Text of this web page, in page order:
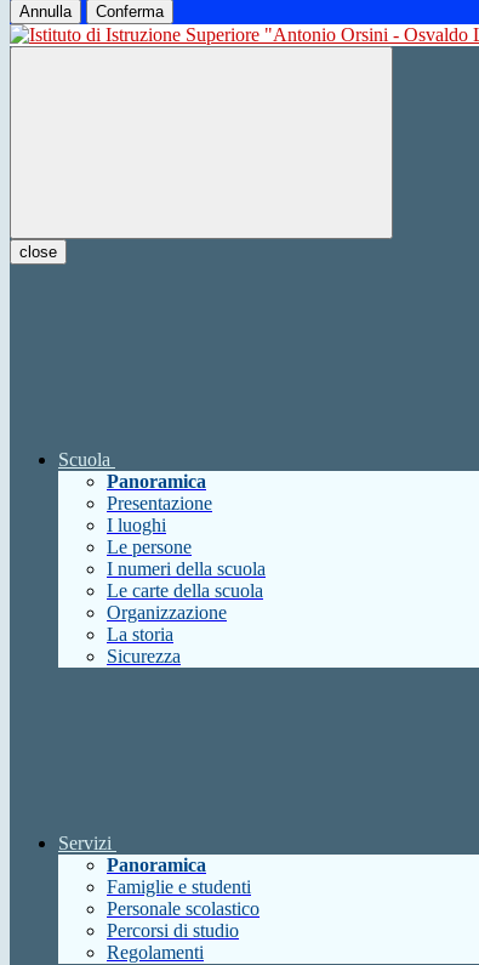
Annulla Conferma
close
Scuola
Panoramica
Presentazione
I luoghi
Le persone
I numeri della scuola
Le carte della scuola
Organizzazione
La storia
Sicurezza
Servizi
Panoramica
Famiglie e studenti
Personale scolastico
Percorsi di studio
Regolamenti